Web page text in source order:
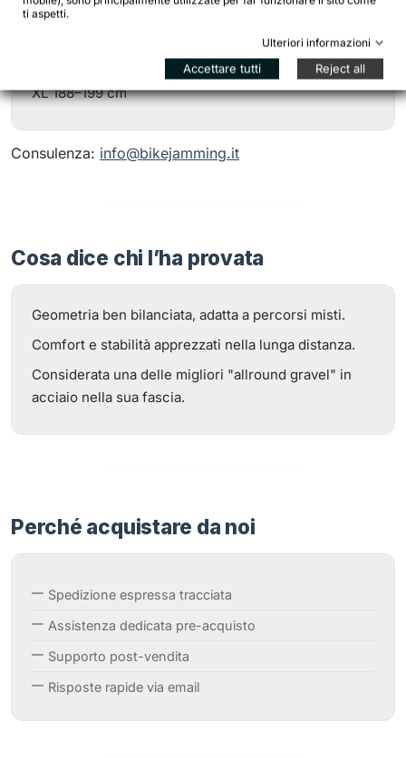
S 160–171 cm
XL 188–199 cm
Consulenza: info@bikejamming.it
Cosa dice chi l’ha provata
Geometria ben bilanciata, adatta a percorsi misti.
Comfort e stabilità apprezzati nella lunga distanza.
Considerata una delle migliori "allround gravel" in
acciaio nella sua fascia.
Perché acquistare da noi
Spedizione espressa tracciata
Assistenza dedicata pre-acquisto
Supporto post-vendita
Risposte rapide via email
ti aspetti.
Ulteriori informazioni
Accettare tutti Reject all